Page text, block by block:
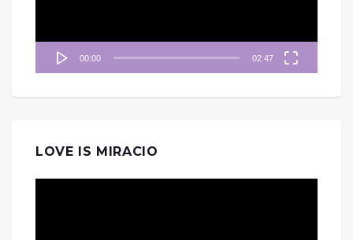
00:00 02:47
LOVE IS MIRACIO